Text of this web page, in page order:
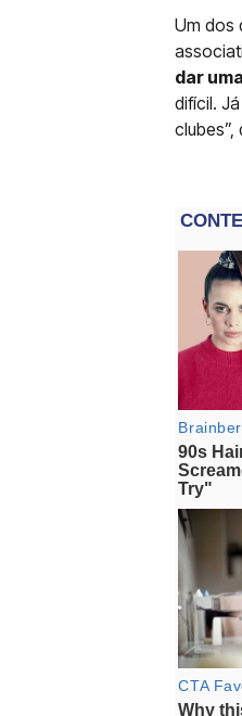
Um dos
dar
difícil.